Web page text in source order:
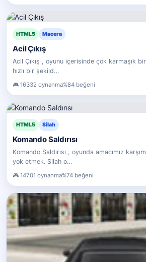
HTML5 Macera
Acil Çıkış
Acil Çıkış , oyunu içerisinde çok karmaşık
hızlı bir şekild…
16332 oynanma%84 beğeni
HTML5 Silah
Komando Saldırısı
Komando Saldırısı , oyunda amacımız
yok etmek. Silah o…
14701 oynanma%74 beğeni